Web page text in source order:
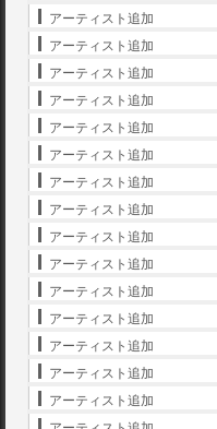
アーティスト追加
アーティスト追加
アーティスト追加
アーティスト追加
アーティスト追加
アーティスト追加
アーティスト追加
アーティスト追加
アーティスト追加
アーティスト追加
アーティスト追加
アーティスト追加
アーティスト追加
アーティスト追加
アーティスト追加